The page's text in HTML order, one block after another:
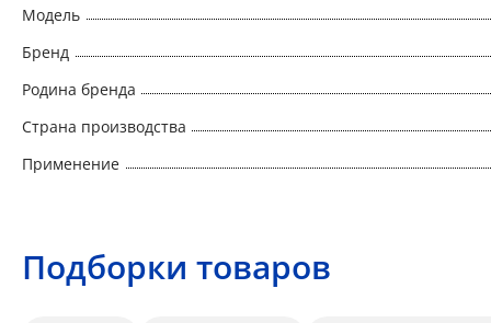
Модель
Бренд
Родина бренда
Страна производства
Применение
Подборки товаров